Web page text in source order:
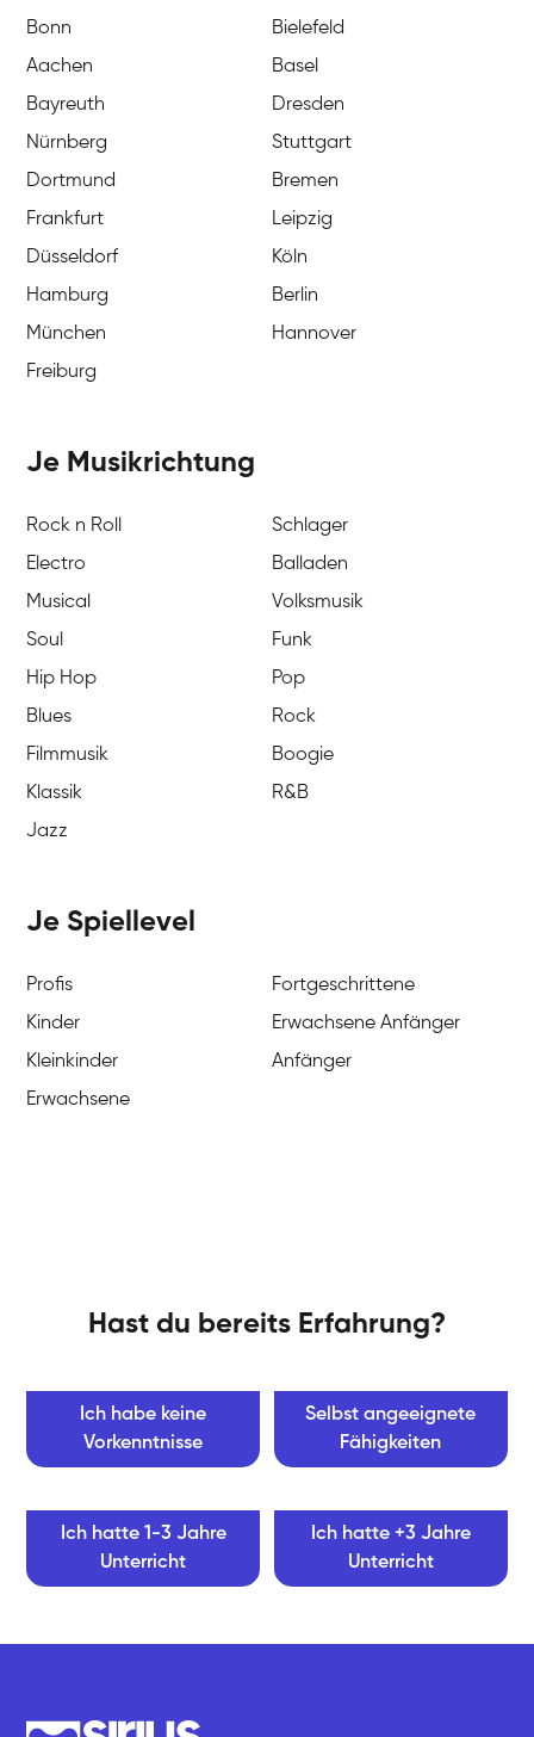
Bonn
Bielefeld
Aachen
Basel
Bayreuth
Dresden
Nürnberg
Stuttgart
Dortmund
Bremen
Frankfurt
Leipzig
Düsseldorf
Köln
Hamburg
Berlin
München
Hannover
Freiburg
Je Musikrichtung
Rock n Roll
Schlager
Electro
Balladen
Musical
Volksmusik
Soul
Funk
Hip Hop
Pop
Blues
Rock
Filmmusik
Boogie
Klassik
R&B
Jazz
Je Spiellevel
Profis
Fortgeschrittene
Kinder
Erwachsene Anfänger
Kleinkinder
Anfänger
Erwachsene
Hast du bereits Erfahrung?
Ich habe keine
Vorkenntnisse
Selbst angeeignete
Fähigkeiten
Ich hatte 1-3 Jahre
Unterricht
Ich hatte +3 Jahre
Unterricht